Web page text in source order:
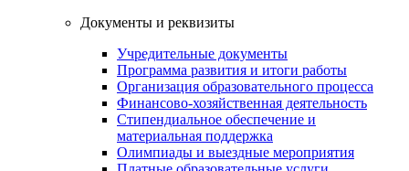
Документы и реквизиты
Учредительные документы
Программа развития и итоги работы
Организация образовательного процесса
Финансово-хозяйственная деятельность
Стипендиальное обеспечение и
материальная поддержка
Олимпиады и выездные мероприятия